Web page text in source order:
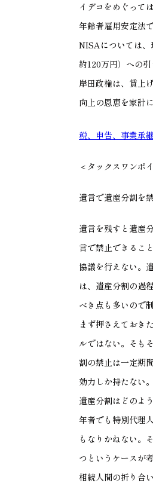
イデコをめぐって
年齢者雇用安定法
NISAについては、
約120万円）への引
岸田政権は、賃上
向上の恩恵を家計
税、申告、事業承
＜タックスワンポ
遺言で遺産分割
遺言を残すと遺産
言で禁止できるこ
協議を行えない。
は、遺産分割の過
べき点も多いので
まず押さえておき
ルではない。そも
割の禁止は一定期
効力しか持たない。
遺産分割はどのよ
年者でも特別代理
もなりかねない。
つというケースが
相続人間の折り合